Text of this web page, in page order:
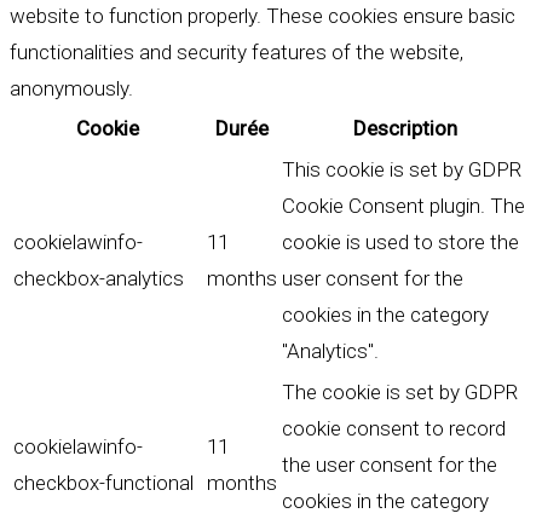
website to function properly. These cookies ensure basic
functionalities and security features of the website,
anonymously.
Cookie
Durée Description
cookielawinfo-
checkbox-analytics
11
months
This cookie is set by GDPR
Cookie Consent plugin. The
cookie is used to store the
user consent for the
cookies in the category
"Analytics".
cookielawinfo-
checkbox-functional
11
months
The cookie is set by GDPR
cookie consent to record
the user consent for the
cookies in the category